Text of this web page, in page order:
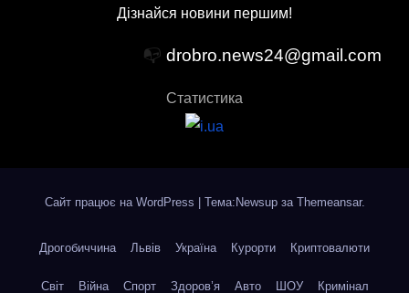
Дізнайся новини першим!
📭 drobro.news24@gmail.com
Статистика
Сайт працює на WordPress | Тема:Newsup за Themeansar.
Дрогобиччина Львів Україна Курорти Криптовалюти
Світ Війна Спорт Здоров’я Авто ШОУ Кримінал